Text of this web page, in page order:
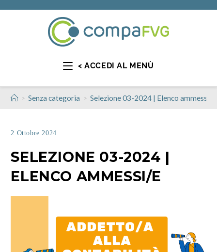
< ACCEDI AL MENÙ
> Senza categoria > Selezione 03-2024 | Elenco ammessi/e
2 Ottobre 2024
SELEZIONE 03-2024 |
ELENCO AMMESSI/E